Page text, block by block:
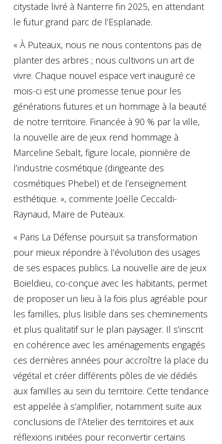
citystade livré à Nanterre fin 2025, en attendant
le futur grand parc de l’Esplanade.
« À Puteaux, nous ne nous contentons pas de
planter des arbres ; nous cultivons un art de
vivre. Chaque nouvel espace vert inauguré ce
mois-ci est une promesse tenue pour les
générations futures et un hommage à la beauté
de notre territoire. Financée à 90 % par la ville,
la nouvelle aire de jeux rend hommage à
Marceline Sebalt, figure locale, pionnière de
l’industrie cosmétique (dirigeante des
cosmétiques Phebel) et de l’enseignement
esthétique. », commente Joëlle Ceccaldi-
Raynaud, Maire de Puteaux.
« Paris La Défense poursuit sa transformation
pour mieux répondre à l’évolution des usages
de ses espaces publics. La nouvelle aire de jeux
Boieldieu, co-conçue avec les habitants, permet
de proposer un lieu à la fois plus agréable pour
les familles, plus lisible dans ses cheminements
et plus qualitatif sur le plan paysager. Il s’inscrit
en cohérence avec les aménagements engagés
ces dernières années pour accroître la place du
végétal et créer différents pôles de vie dédiés
aux familles au sein du territoire. Cette tendance
est appelée à s’amplifier, notamment suite aux
conclusions de l’Atelier des territoires et aux
réflexions initiées pour reconvertir certains